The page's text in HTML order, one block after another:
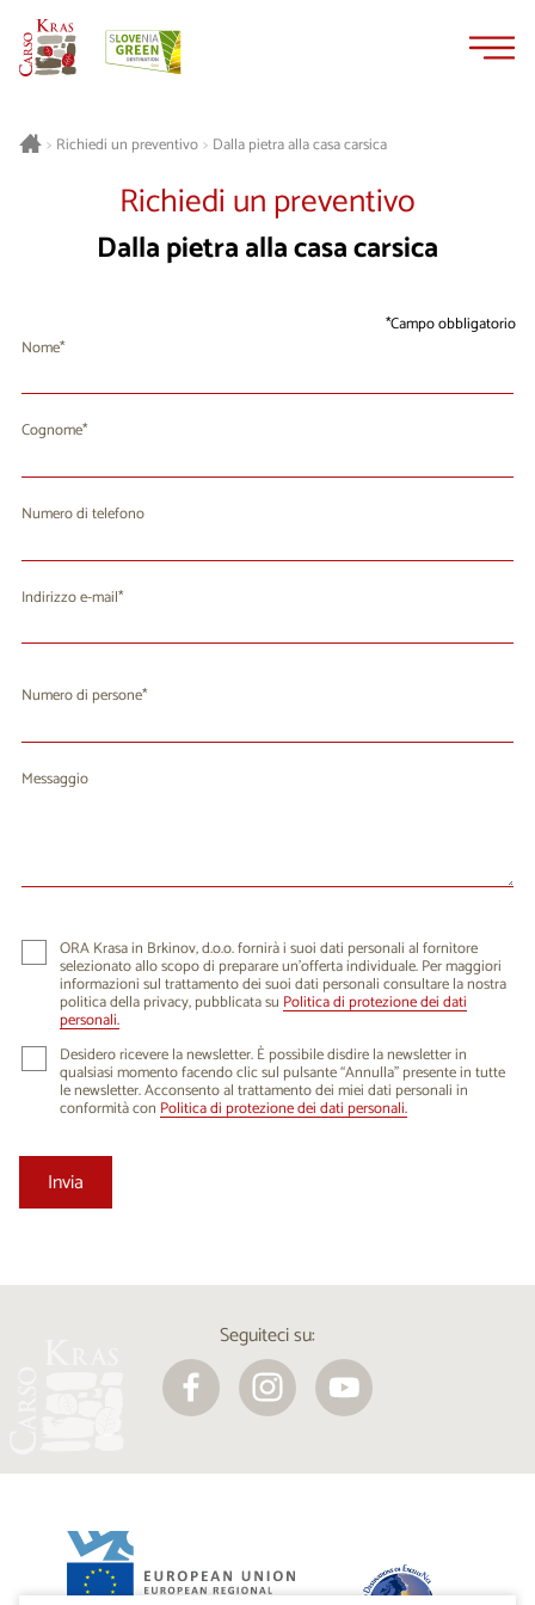
> Richiedi un preventivo> Dalla pietra alla casa carsica
Richiedi un preventivo
Dalla pietra alla casa carsica
Campo obbligatorio
Nome
Cognome
Numero di telefono
Indirizzo e-mail
Numero di persone
Messaggio
ORA Krasa in Brkinov, d.o.o. fornirà i suoi dati personali al fornitore
selezionato allo scopo di preparare un'offerta individuale. Per maggiori
informazioni sul trattamento dei suoi dati personali consultare la nostra
politica della privacy, pubblicata su Politica di protezione dei dati
personali.
Desidero ricevere la newsletter. È possibile disdire la newsletter in
qualsiasi momento facendo clic sul pulsante “Annulla” presente in tutte
le newsletter. Acconsento al trattamento dei miei dati personali in
conformità con Politica di protezione dei dati personali.
Seguiteci su: